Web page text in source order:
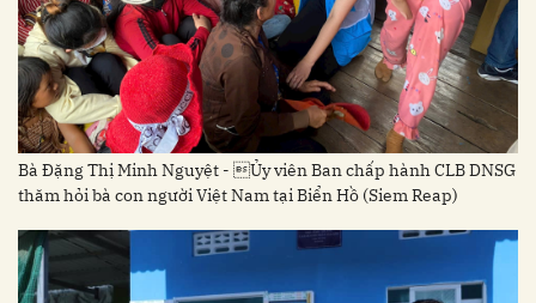
Bà Đặng Thị Minh Nguyệt - Ủy viên Ban chấp hành CLB DNSG
thăm hỏi bà con người Việt Nam tại Biển Hồ (Siem Reap)